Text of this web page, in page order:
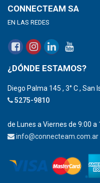
CONNECTEAM SA
EN LAS REDES
¿DÓNDE ESTAMOS?
Diego Palma 145 , 3° C , San
5275-9810
de Lunes a Viernes de 9:00 a
info@connecteam.com.ar